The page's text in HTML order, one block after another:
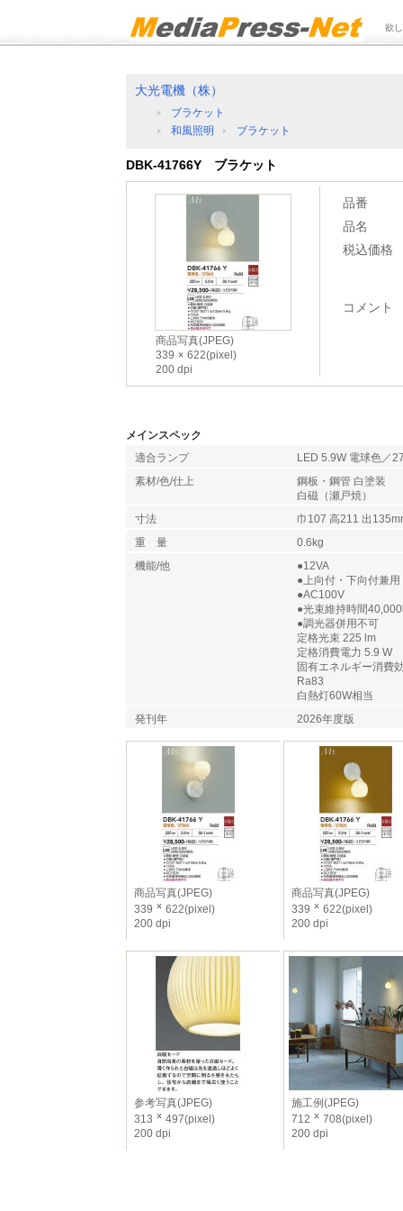
欲
大光電機（株）
ブラケット
和風照明
ブラケット
DBK-41766Y ブラケット
商品写真(JPEG)
339
622(pixel)
200 dpi
品番
品名
税込価格
コメント
メインスペック
適合ランプ
LED 5.9W 電球色／
素材/色/仕上
鋼板・鋼管 白塗装
白磁（瀬戸焼）
寸法
巾107 高211 出
重 量
0.6kg
機能/他
●12VA
●上向付・下向付兼用
●AC100V
●光束維持時間
●調光器併用不可
定格光束 225 lm
定格消費電力 5.9 W
固有エネルギー消費
Ra83
白熱灯60W相当
発刊年
2026年度版
商品写真(JPEG)
339
622(pixel)
200 dpi
商品写真(JPEG)
339
622(pixel)
200 dpi
参考写真(JPEG)
313
497(pixel)
200 dpi
施工例(JPEG)
712
708(pixel)
200 dpi